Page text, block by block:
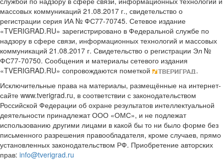
массовых коммуникаций 21.08.2017 г., свидетельство о
регистрации серия ИА № ФС77-70745. Сетевое издание
«TVERIGRAD.RU» зарегистрировано в Федеральной службе по
надзору в сфере связи, информационных технологий и массовых
коммуникаций 21.08.2017 г. Свидетельство о регистрации Эл №
ФС77-70750. Сообщения и материалы сетевого издания
«TVERIGRAD.RU» сопровождаются пометкой
.
Исключительные права на материалы, размещённые на интернет-
сайте www.tverigrad.ru, в соответствии с законодательством
Российской Федерации об охране результатов интеллектуальной
деятельности принадлежат ООО «ОМС», и не подлежат
использованию другими лицами в какой бы то ни было форме без
письменного разрешения правообладателя, кроме случаев, прямо
установленных законодательством РФ. Приобретение авторских
прав: info@tverigrad.ru